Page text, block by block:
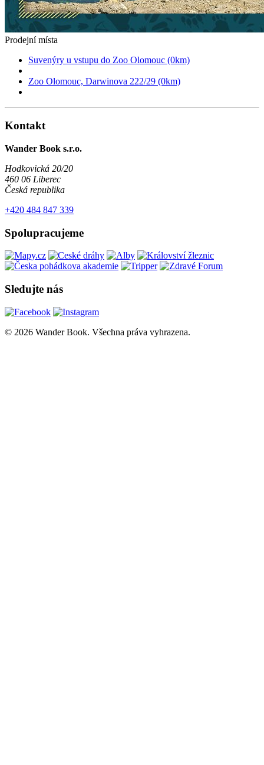
Prodejní místa
Suvenýry u vstupu do Zoo Olomouc (0km)
Zoo Olomouc, Darwinova 222/29 (0km)
Kontakt
Wander Book s.r.o.
Hodkovická 20/20
460 06 Liberec
Česká republika
+420 484 847 339
Spolupracujeme
Sledujte nás
© 2026 Wander Book. Všechna práva vyhrazena.